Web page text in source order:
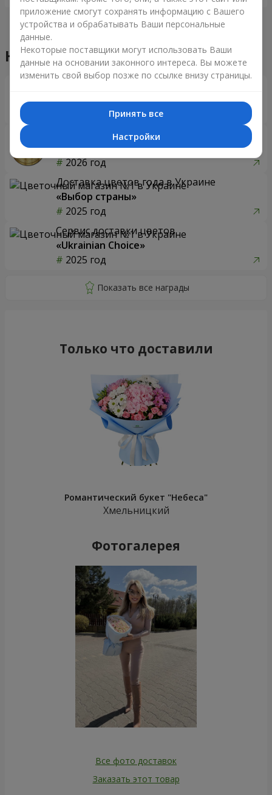
Наши достижения
Доставка цветов года в Украине
«Выбор страны»
Лучший цветочный магазин
«Ukrainian Business Award»
2026 год
Доставка цветов года в Украине
«Выбор страны»
2025 год
Сервис доставки цветов
«Ukrainian Choice»
2025 год
Только что доставили
Романтический букет "Небеса"
Хмельницкий
Фотогалерея
Все фото доставок
Заказать этот товар
приложение смогут сохранять информацию с Вашего
устройства и обрабатывать Ваши персональные
данные.
Некоторые поставщики могут использовать Ваши
данные на основании законного интереса. Вы можете
изменить свой выбор позже по ссылке внизу страницы.
Принять все
Настройки